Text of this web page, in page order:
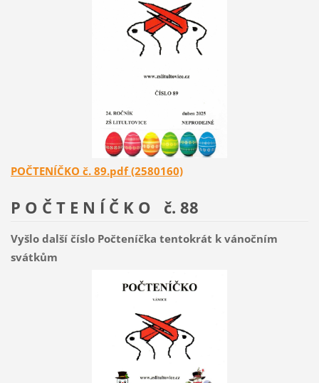
POČTENÍČKO č. 89.pdf (2580160)
P O Č T E N Í Č K O č. 88
Vyšlo další číslo Počteníčka tentokrát k vánočním
svátkům